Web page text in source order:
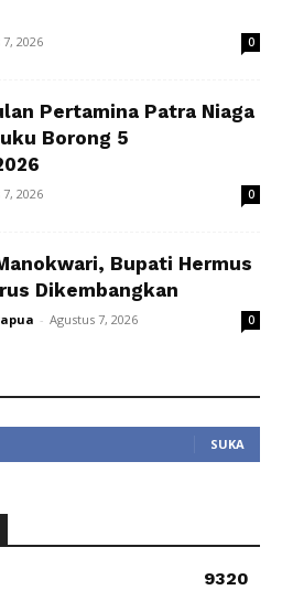
2026 0
Pertamina Patra Niaga
Borong 5
2026 0
Bupati Hermus
Dikembangkan
- Agustus 7, 2026 0
SUKA
9320